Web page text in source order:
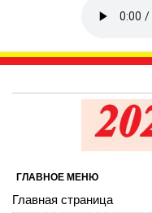
ГЛАВНОЕ МЕНЮ
Главная страница